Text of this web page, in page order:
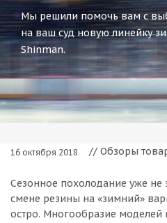
Мы решили помочь вам с
на ваш суд новую линейку
Shinman.
16 октября 2018 // Обзоры
Сезонное похолодание уже не
смене резины на «зимний»
остро. Многообразие моделей